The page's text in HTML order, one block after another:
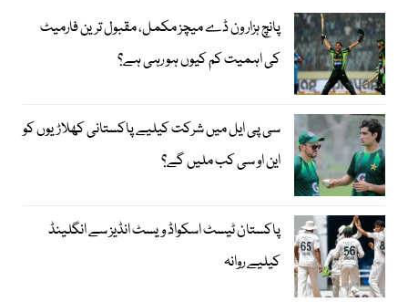
پانچ ہزار ون ڈے میچز مکمل، مقبول ترین فارمیٹ
کی اہمیت کم کیوں ہو رہی ہے؟
سی پی ایل میں شرکت کیلیے پاکستانی کھلاڑیوں کو
این او سی کب ملیں گے؟
پاکستان ٹیسٹ اسکواڈ ویسٹ انڈیز سے انگلینڈ
کیلیے روانہ